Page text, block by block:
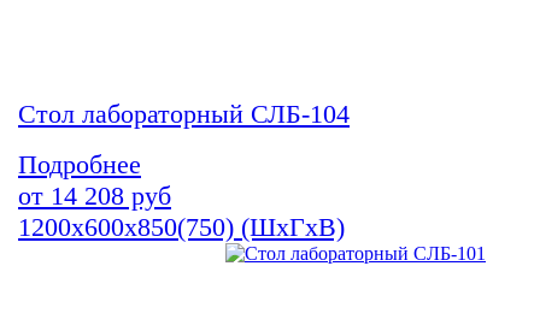
Стол лабораторный СЛБ-104
Подробнее
от 14 208 руб
1200х600х850(750) (ШхГхВ)